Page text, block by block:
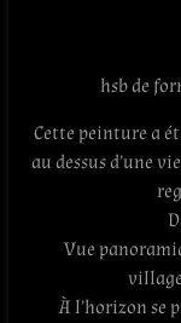
hsb de
Cette peinture a
au dessus d’une
Vue
À l’horizon se